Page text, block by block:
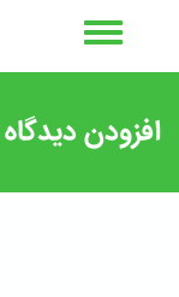
افزودن